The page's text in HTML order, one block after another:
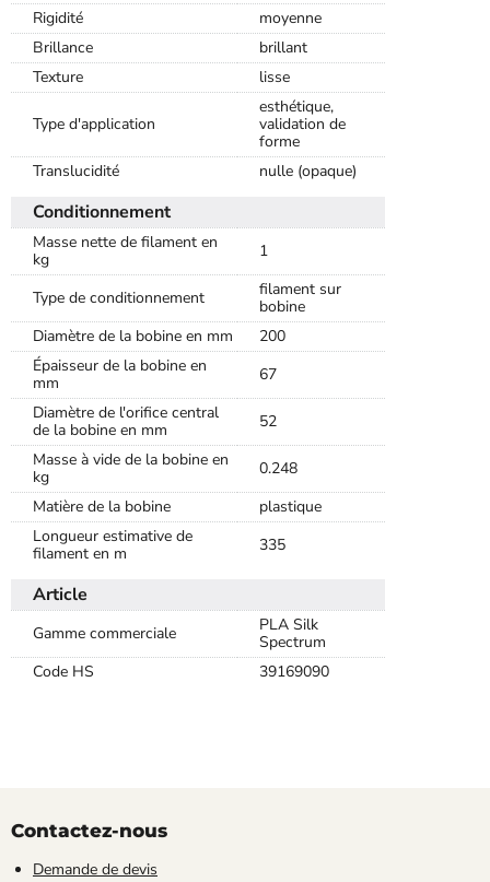
Rigidité
moyenne
Brillance
brillant
Texture
lisse
Type d'application
esthétique,
validation de
forme
Translucidité
nulle (opaque)
Conditionnement
Masse nette de filament en
kg
1
Type de conditionnement
filament sur
bobine
Diamètre de la bobine en mm
200
Épaisseur de la bobine en
mm
67
Diamètre de l'orifice central
de la bobine en mm
52
Masse à vide de la bobine en
kg
0.248
Matière de la bobine
plastique
Longueur estimative de
filament en m
335
Article
Gamme commerciale
PLA Silk
Spectrum
Code HS
39169090
Contactez-nous
Demande de devis